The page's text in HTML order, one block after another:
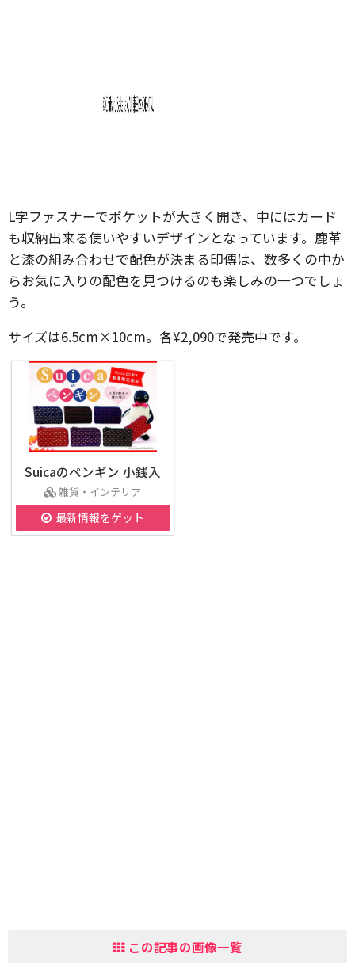
L字ファスナーでポケットが大きく開き、中にはカード
も収納出来る使いやすいデザインとなっています。鹿革
と漆の組み合わせで配色が決まる印傳は、数多くの中か
らお気に入りの配色を見つけるのも楽しみの一つでしょ
う。
サイズは6.5cm×10cm。各¥2,090で発売中です。
Suicaのペンギン 小銭入
雑貨・インテリア
最新情報をゲット
この記事の画像一覧